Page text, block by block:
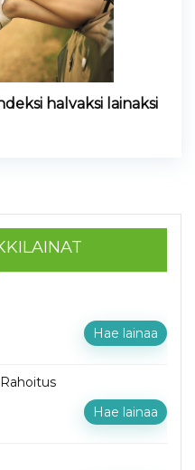
halvaksi lainaksi
Hae lainaa
Hae lainaa